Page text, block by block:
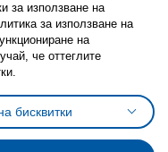
(Cookies)
на бисквитки
за личните данни
данни на ikea.bg
за използване на
за използване на
на
че оттеглите
бисквитки